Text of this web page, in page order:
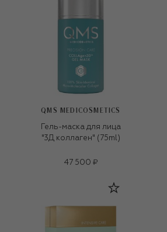
QMS MEDICOSMETICS
Гель-маска для лица
"3Д коллаген" (75ml)
47 500 ₽